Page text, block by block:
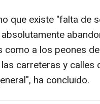
que existe "falta de
como a los peones
carreteras y
ha concluido.